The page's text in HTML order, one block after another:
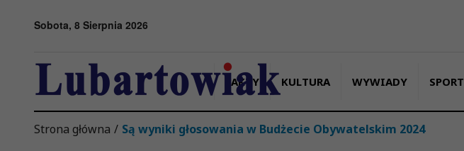
Sobota, 8 Sierpnia 2026
FAKTY KULTURA WYWIADY SPORT
Strona główna / Są wyniki głosowania w Budżecie Obywatelskim 2024